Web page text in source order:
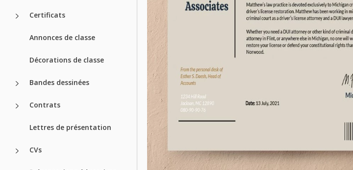
Certificats
Annonces de classe
Décorations de classe
Bandes dessinées
Contrats
Lettres de présentation
CVs